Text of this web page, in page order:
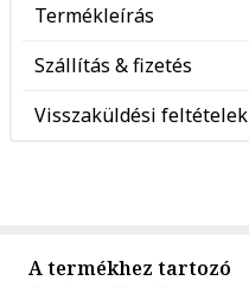
Termékleírás
Szállítás & fizetés
Visszaküldési feltételek
A termékhez tartozó